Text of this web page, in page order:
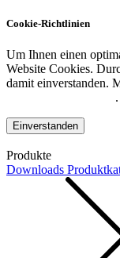
Cookie-Richtlinien
Um Ihnen einen
Website Cookies.
damit einverstanden.
.
Einverstanden
Produkte
Downloads